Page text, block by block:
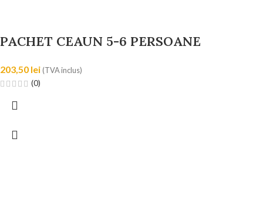
PACHET CEAUN 5-6 PERSOANE
203,50 lei (TVA inclus)
(0)